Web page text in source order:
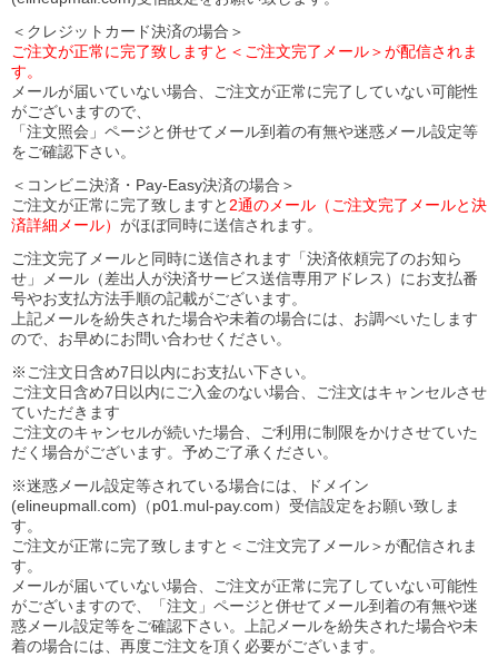
＜クレジットカード決済の場合＞
ご注文が正常に完了致しますと＜ご注文完了メール＞が配信されま
す。
メールが届いていない場合、ご注文が正常に完了していない可能性
がございますので、
「注文照会」ページと併せてメール到着の有無や迷惑メール設定等
をご確認下さい。
＜コンビニ決済・Pay-Easy決済の場合＞
ご注文が正常に完了致しますと 2通のメール（ご注文完了メールと決
済詳細メール） がほぼ同時に送信されます。
ご注文完了メールと同時に送信されます「決済依頼完了のお知ら
せ」メール（差出人が決済サービス送信専用アドレス）にお支払番
号やお支払方法手順の記載がございます。
上記メールを紛失された場合や未着の場合には、お調べいたします
ので、お早めにお問い合わせください。
※ご注文日含め7日以内にお支払い下さい。
ご注文日含め7日以内にご入金のない場合、ご注文はキャンセルさせ
ていただきます
ご注文のキャンセルが続いた場合、ご利用に制限をかけさせていた
だく場合がございます。予めご了承ください。
※迷惑メール設定等されている場合には、ドメイン
(elineupmall.com)（p01.mul-pay.com）受信設定をお願い致しま
す。
ご注文が正常に完了致しますと＜ご注文完了メール＞が配信されま
す。
メールが届いていない場合、ご注文が正常に完了していない可能性
がございますので、「注文」ページと併せてメール到着の有無や迷
惑メール設定等をご確認下さい。
上記メールを紛失された場合や未
着の場合には、再度ご注文を頂く必要がございます。